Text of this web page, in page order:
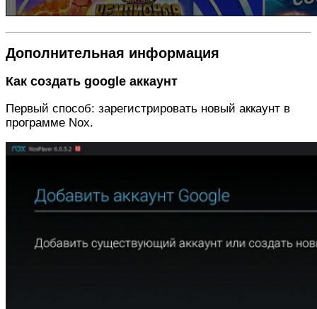
Дополнительная информация
Как создать google аккаунт
Первый способ: зарегистрировать новый аккаунт в
программе Nox.